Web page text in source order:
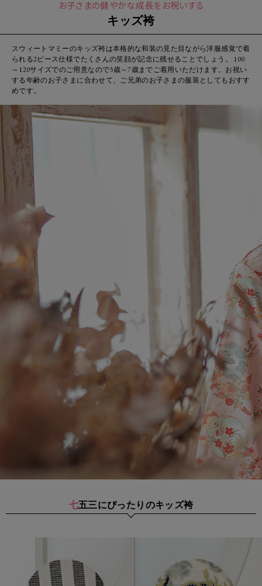
お子さまの健やかな成長をお祝いする
キッズ袴
スウィートマミーのキッズ袴は本格的な和装の見た目ながら洋服感覚で着
られる2ピース仕様でたくさんの笑顔が記念に残せることでしょう。 100
～120サイズでのご用意なので3歳～7歳までご着用いただけます。お祝い
する年齢のお子さまに合わせて、ご兄弟のお子さまの服装としてもおすす
めです。
七五三にぴったりのキッズ袴